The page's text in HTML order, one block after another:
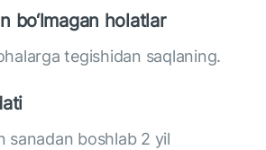
bo‘lmagan holatlar
tegishidan saqlaning.
sanadan boshlab 2 yil